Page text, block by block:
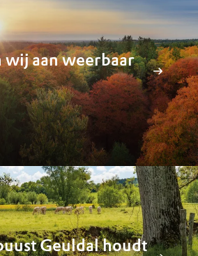
aan weerbaar
Geuldal houdt